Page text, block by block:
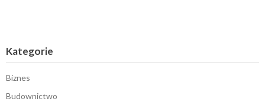
Kategorie
Biznes
Budownictwo